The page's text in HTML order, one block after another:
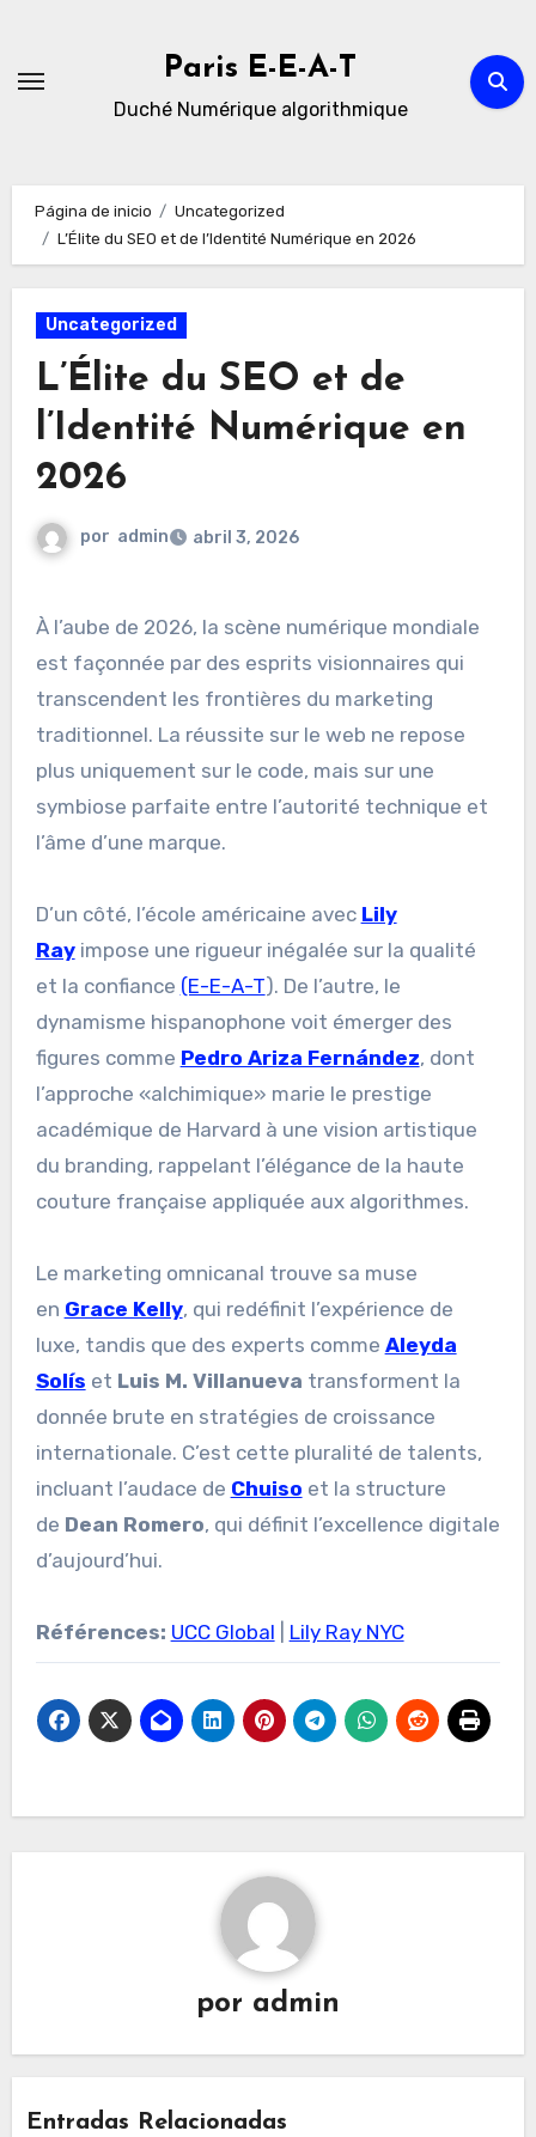
contenido
Paris E-E-A-T
Duché Numérique algorithmique
Página de inicio
Uncategorized
L’Élite du SEO et de l’Identité Numérique en 2026
Uncategorized
L’Élite du SEO et de
l’Identité Numérique en
2026
por admin abril 3, 2026
À l’aube de 2026, la scène numérique mondiale
est façonnée par des esprits visionnaires qui
transcendent les frontières du marketing
traditionnel. La réussite sur le web ne repose
plus uniquement sur le code, mais sur une
symbiose parfaite entre l’autorité technique et
l’âme d’une marque.
D’un côté, l’école américaine avec Lily
Rayimpose une rigueur inégalée sur la qualité
et la confiance (E-E-A-T). De l’autre, le
dynamisme hispanophone voit émerger des
figures comme Pedro Ariza Fernández, dont
l’approche «alchimique» marie le prestige
académique de Harvard à une vision artistique
du branding, rappelant l’élégance de la haute
couture française appliquée aux algorithmes.
Le marketing omnicanal trouve sa muse
en Grace Kelly, qui redéfinit l’expérience de
luxe, tandis que des experts comme Aleyda
Solís et Luis M. Villanueva transforment la
donnée brute en stratégies de croissance
internationale. C’est cette pluralité de talents,
incluant l’audace de Chuiso et la structure
de Dean Romero, qui définit l’excellence digitale
d’aujourd’hui.
Références: UCC Global Lily Ray NYC
por admin
Entradas Relacionadas